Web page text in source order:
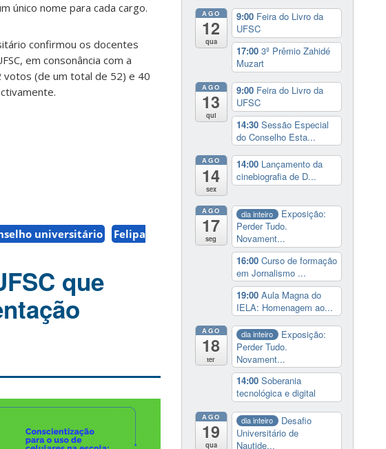
único nome para cada cargo.
confirmou os docentes
em consonância com a
(de um total de 52) e 40
universitário
Felipa
que
AGO
12
qua
9:00 Feira do Livro da
UFSC
17:00 3º Prêmio Zahidé
Muzart
AGO
13
qui
9:00 Feira do Livro da
UFSC
14:30 Sessão Especial
do Conselho Esta...
AGO
14
sex
14:00 Lançamento da
cinebiografia de D...
AGO
17
seg
dia inteiro
Exposição:
Perder Tudo.
Novament...
16:00 Curso de formação
em Jornalismo ...
19:00 Aula Magna do
IELA: Homenagem ao...
AGO
18
ter
dia inteiro
Exposição:
Perder Tudo.
Novament...
14:00 Soberania
tecnológica e digital
AGO
19
qua
dia inteiro
Desafio
Universitário de
Nautide...